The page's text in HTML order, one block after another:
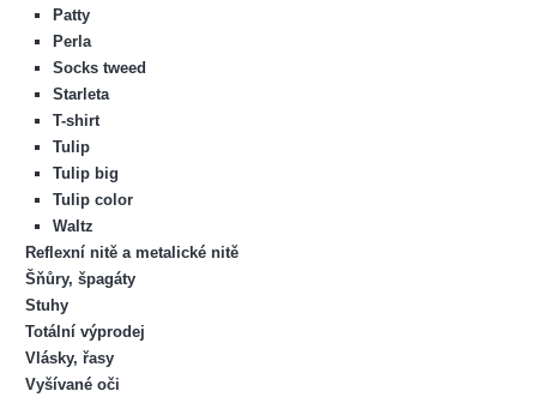
Patty
Perla
Socks tweed
Starleta
T-shirt
Tulip
Tulip big
Tulip color
Waltz
Reflexní nitě a metalické nitě
Šňůry, špagáty
Stuhy
Totální výprodej
Vlásky, řasy
Vyšívané oči